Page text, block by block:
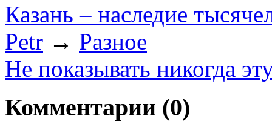
Казань – наследие
Petr → Разное
Не показывать никогда
Комментарии (0)